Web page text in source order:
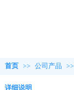
首页 >> 公司产品 >>
详细说明